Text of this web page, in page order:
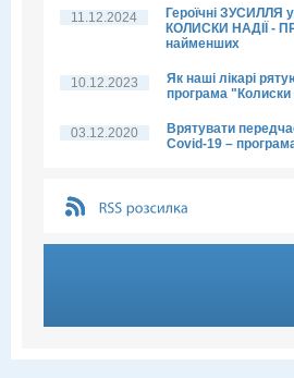
11.12.2024
Героїчні ЗУСИЛЛЯ
КОЛИСКИ НАДІЇ -
найменших
10.12.2023
Як наші лікарі
програма "Колиски
03.12.2020
Врятувати
Covid-19 –